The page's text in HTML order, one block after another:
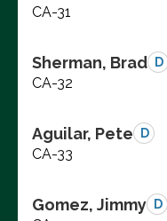
CA-31
Sherman, Brad D
CA-32
Aguilar, Pete D
CA-33
Gomez, Jimmy D